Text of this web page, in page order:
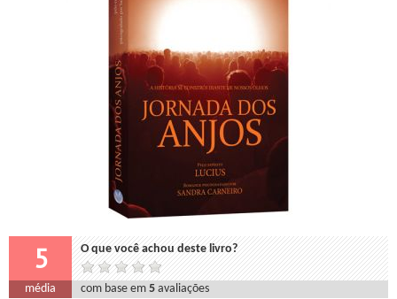
5 O que você achou deste livro?
média com base em5 avaliações